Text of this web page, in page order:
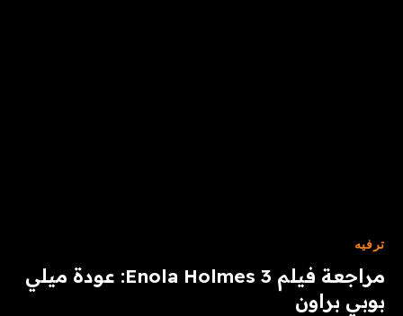
ترفيه
مراجعة فيلم Enola Holmes 3: عودة ميلي
بوبي براون